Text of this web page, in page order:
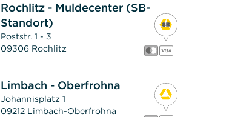
Rochlitz - Muldecenter (SB-
Standort)
Poststr. 1 - 3
09306 Rochlitz
Limbach - Oberfrohna
Johannisplatz 1
09212 Limbach-Oberfrohna